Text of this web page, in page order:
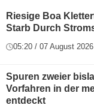
Riesige Boa
Starb Durch
05:20 / 07 August 2026
Spuren zweier
Vorfahren in der
entdeckt